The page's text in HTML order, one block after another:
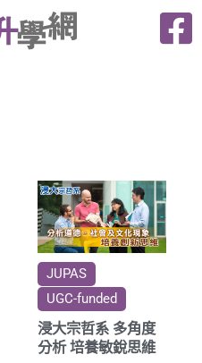
JUPAS
UGC-funded
浸大宗哲系 多角度
分析 培養敏銳思維